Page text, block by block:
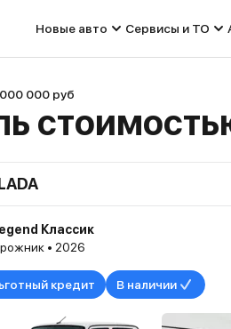
Новые авто Сервисы и ТО
000 руб
Классик
• 2026
кредит В наличии